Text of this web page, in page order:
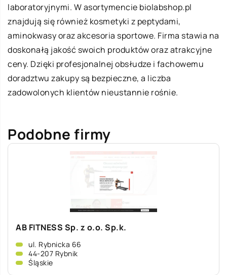
laboratoryjnymi. W asortymencie biolabshop.pl
znajdują się również kosmetyki z peptydami,
aminokwasy oraz akcesoria sportowe. Firma stawia na
doskonałą jakość swoich produktów oraz atrakcyjne
ceny. Dzięki profesjonalnej obsłudze i fachowemu
doradztwu zakupy są bezpieczne, a liczba
zadowolonych klientów nieustannie rośnie.
Podobne firmy
AB FITNESS Sp. z o.o. Sp.k.
ul. Rybnicka 66
44-207 Rybnik
Śląskie